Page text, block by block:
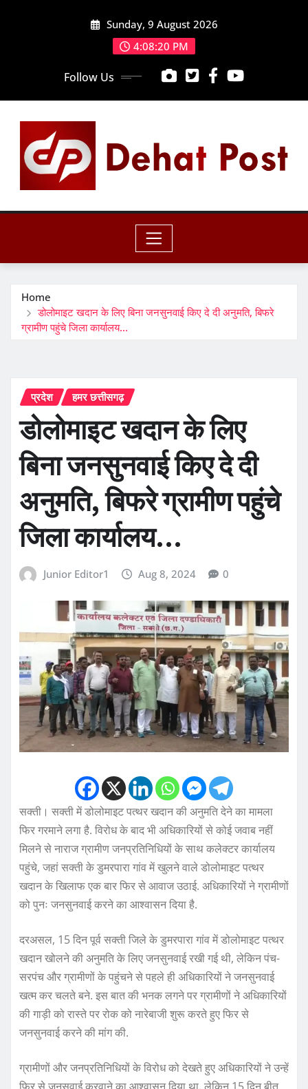
Sunday, 9 August 2026
4:08:21 PM
Follow Us
Home
डोलोमाइट खदान के लिए बिना जनसुनवाई किए दे दी अनुमति, बिफरे
ग्रामीण पहुंचे जिला कार्यालय…
प्रदेश हमर छत्तीसगढ़
डोलोमाइट खदान के लिए
बिना जनसुनवाई किए दे दी
अनुमति, बिफरे ग्रामीण पहुंचे
जिला कार्यालय…
Junior Editor1 Aug 8, 2024 0
सक्ती। सक्ती में डोलोमाइट पत्थर खदान की अनुमति देने का मामला
फिर गरमाने लगा है. विरोध के बाद भी अधिकारियों से कोई जवाब नहीं
मिलने से नाराज ग्रामीण जनप्रतिनिधियों के साथ कलेक्टर कार्यालय
पहुंचे, जहां सक्ती के डुमरपारा गांव में खुलने वाले डोलोमाइट पत्थर
खदान के खिलाफ एक बार फिर से आवाज उठाई. अधिकारियों ने ग्रामीणों
को पुनः जनसुनवाई करने का आश्वासन दिया है.
दरअसल, 15 दिन पूर्व सक्ती जिले के डुमरपारा गांव में डोलोमाइट पत्थर
खदान खोलने की अनुमति के लिए जनसुनवाई रखी गई थी, लेकिन पंच-
सरपंच और ग्रामीणों के पहुंचने से पहले ही अधिकारियों ने जनसुनवाई
खत्म कर चलते बने. इस बात की भनक लगने पर ग्रामीणों ने अधिकारियों
की गाड़ी को रास्ते पर रोक को नारेबाजी शुरू करते हुए फिर से
जनसुनवाई करने की मांग की.
ग्रामीणों और जनप्रतिनिधियों के विरोध को देखते हुए अधिकारियों ने उन्हें